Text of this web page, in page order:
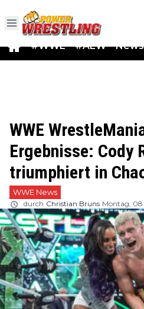
#WWE #AEW News
WWE
Ergebnisse: Cody
triumphiert in
WWE News
durch Christian Bruns Montag, 08